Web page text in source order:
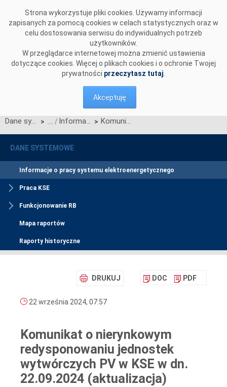
Strona wykorzystuje pliki cookies. Używamy informacji
zapisanych za pomocą cookies w celach statystycznych oraz w
celu dostosowania serwisu do indywidualnych potrzeb
użytkowników.
W przeglądarce internetowej można zmienić ustawienia
dotyczące cookies. Więcej o plikach cookies i o ochronie Twojej
prywatności przeczytasz tutaj
Akceptuję
Dane systemowe > Informacje o pracy systemu elektroenergetycznego > Komunikat o nierynkowym redysponowaniu jednostek wytwórczych PV w KSE w dn. 22.09.2024 (aktualizacja)
DANE SYSTEMOWE
Informacje o pracy systemu elektroenergetycznego
Praca KSE
Funkcjonowanie RB
Mapa raportów
Raporty historyczne
DRUKUJ DOC PDF
22 września 2024, 07:57
Komunikat o nierynkowym
redysponowaniu jednostek
wytwórczych PV w KSE w dn.
22.09.2024 (aktualizacja)